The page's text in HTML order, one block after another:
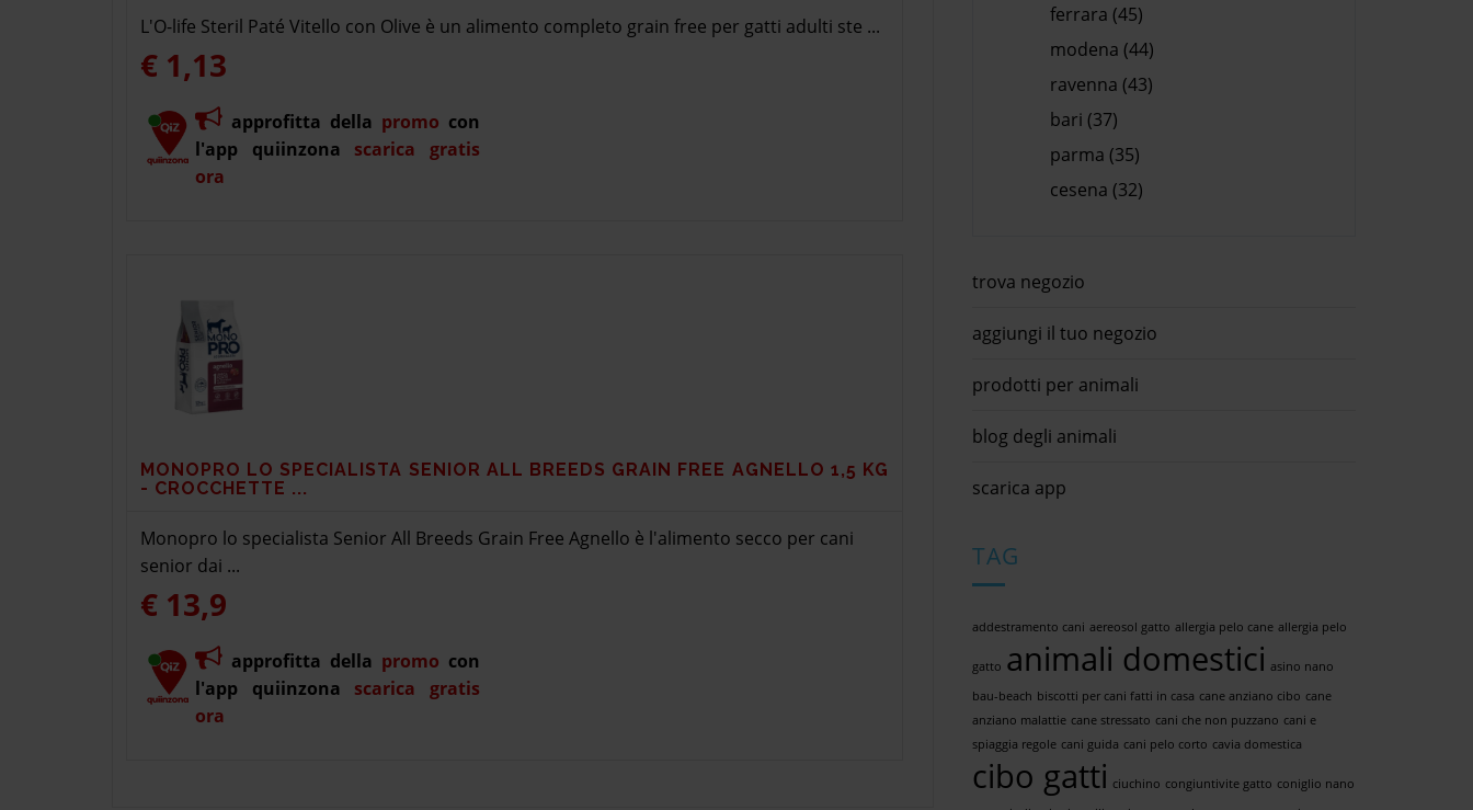
L'O-life Steril Paté Vitello con Olive è un alimento completo grain free per gatti adulti ste ...
€ 1,13
approfitta della promo con
l'app quiinzona scarica gratis
ora
MONOPRO LO SPECIALISTA SENIOR ALL BREEDS GRAIN FREE AGNELLO 1,5 KG
- CROCCHETTE ...
Monopro lo specialista Senior All Breeds Grain Free Agnello è l'alimento secco per cani
senior dai ...
€ 13,9
approfitta della promo con
l'app quiinzona scarica gratis
ora
ferrara (45)
modena (44)
ravenna (43)
bari (37)
parma (35)
cesena (32)
trova negozio
aggiungi il tuo negozio
prodotti per animali
blog degli animali
scarica app
TAG
addestramento cani aereosol gatto allergia pelo cane allergia pelo
gatto animali domestici asino nano
bau-beach biscotti per cani fatti in casa cane anziano cibo cane
anziano malattie cane stressato cani che non puzzano cani e
spiaggia regole cani guida cani pelo corto cavia domestica
cibo gatti ciuchino congiuntivite gatto coniglio nano